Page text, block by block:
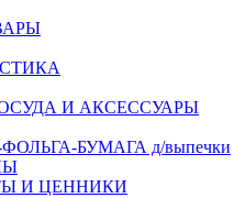
И АКСЕССУАРЫ
БУМАГА д/выпечки
И ЦЕННИКИ